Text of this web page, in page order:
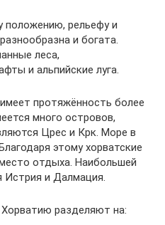
положению, рельефу и
и богата.
леса,
и альпийские луга.
протяжённость более
много островов,
Црес и Крк. Море в
этому хорватские
отдыха. Наибольшей
Истрия и Далмация.
разделяют на: